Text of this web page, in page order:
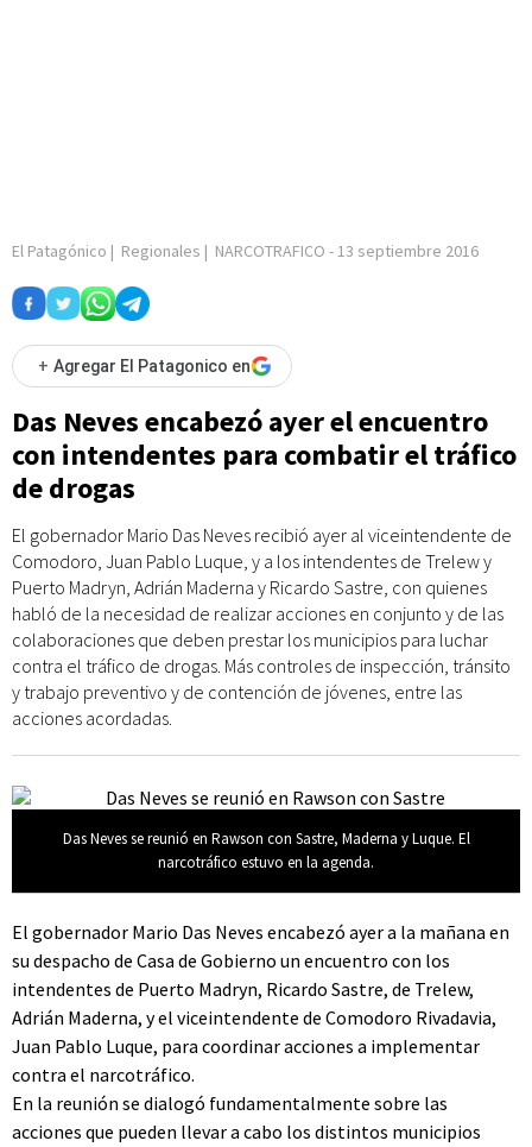
El Patagónico | Regionales | NARCOTRAFICO - 13 septiembre 2016
+ Agregar El Patagonico en
Das Neves encabezó ayer el encuentro
con intendentes para combatir el tráfico
de drogas
El gobernador Mario Das Neves recibió ayer al viceintendente de
Comodoro, Juan Pablo Luque, y a los intendentes de Trelew y
Puerto Madryn, Adrián Maderna y Ricardo Sastre, con quienes
habló de la necesidad de realizar acciones en conjunto y de las
colaboraciones que deben prestar los municipios para luchar
contra el tráfico de drogas. Más controles de inspección, tránsito
y trabajo preventivo y de contención de jóvenes, entre las
acciones acordadas.
Das Neves se reunió en Rawson con Sastre, Maderna y Luque. El
narcotráfico estuvo en la agenda.
El gobernador Mario Das Neves encabezó ayer a la mañana en
su despacho de Casa de Gobierno un encuentro con los
intendentes de Puerto Madryn, Ricardo Sastre, de Trelew,
Adrián Maderna, y el viceintendente de Comodoro Rivadavia,
Juan Pablo Luque, para coordinar acciones a implementar
contra el narcotráfico.
En la reunión se dialogó fundamentalmente sobre las
acciones que pueden llevar a cabo los distintos municipios